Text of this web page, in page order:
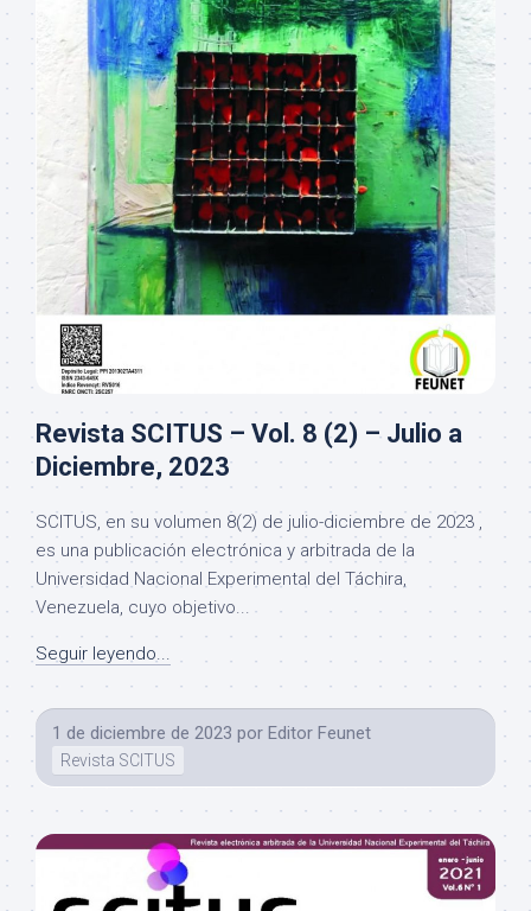
Revista SCITUS – Vol. 8 (2) – Julio a
Diciembre, 2023
SCITUS, en su volumen 8(2) de julio-diciembre de 2023 ,
es una publicación electrónica y arbitrada de la
Universidad Nacional Experimental del Táchira,
Venezuela, cuyo objetivo...
Seguir leyendo...
1 de diciembre de 2023 por Editor Feunet
Revista SCITUS